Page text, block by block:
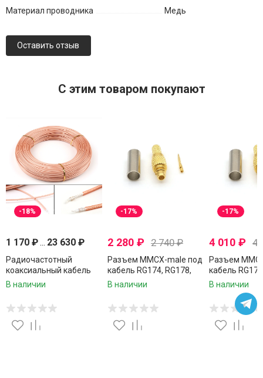
Материал проводника
Медь
Оставить отзыв
C этим товаром покупают
-18%
1 170 ₽... 23 630 ₽
Радиочастотный
коаксиальный кабель
RG316, 50 Ом,
устойчивый к высоким
температурам
В наличии
-17%
2 280 ₽ 2 740₽
Разъем MMCX-male под
кабель RG174, RG178,
RG316, 50 Ом, обжимной
В наличии
-17%
4 010 ₽ 4
Разъем
кабель
RG316, 50
под пайку,
В наличии